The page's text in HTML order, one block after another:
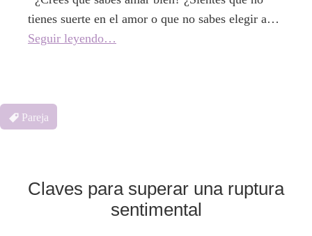
tienes suerte en el amor o que no sabes elegir a…
Seguir leyendo…
Pareja
Claves para superar una ruptura
sentimental